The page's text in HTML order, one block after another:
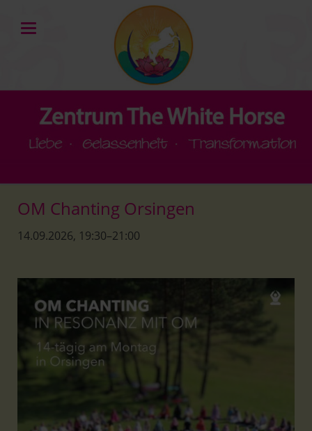
OM Chanting Orsingen
14.09.2026, 19:30–21:00